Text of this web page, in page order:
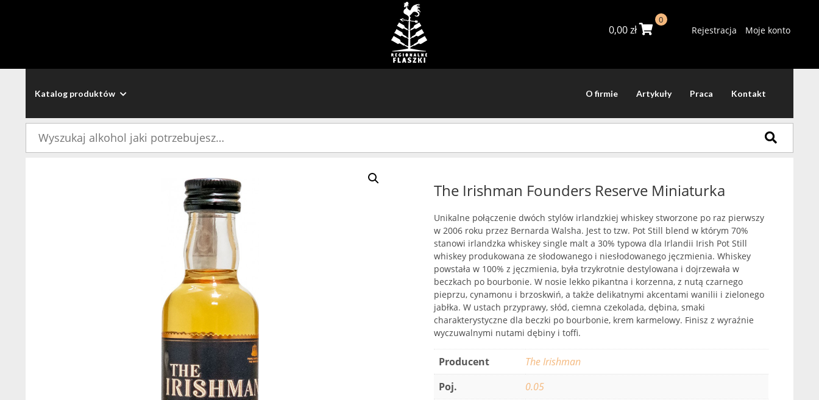
0,00zł
0
Rejestracja Moje konto
Katalog produktów O firmie Artykuły Praca Kontakt
The Irishman Founders Reserve Miniaturka
Unikalne połączenie dwóch stylów irlandzkiej whiskey stworzone po raz pierwszy
w 2006 roku przez Bernarda Walsha. Jest to tzw. Pot Still blend w którym 70%
stanowi irlandzka whiskey single malt a 30% typowa dla Irlandii Irish Pot Still
whiskey produkowana ze słodowanego i niesłodowanego jęczmienia. Whiskey
powstała w 100% z jęczmienia, była trzykrotnie destylowana i dojrzewała w
beczkach po bourbonie. W nosie lekko pikantna i korzenna, z nutą czarnego
pieprzu, cynamonu i brzoskwiń, a także delikatnymi akcentami wanilii i zielonego
jabłka. W ustach przyprawy, słód, ciemna czekolada, dębina, smaki
charakterystyczne dla beczki po bourbonie, krem karmelowy. Finisz z wyraźnie
wyczuwalnymi nutami dębiny i toffi.
Producent
The Irishman
Poj.
0.05